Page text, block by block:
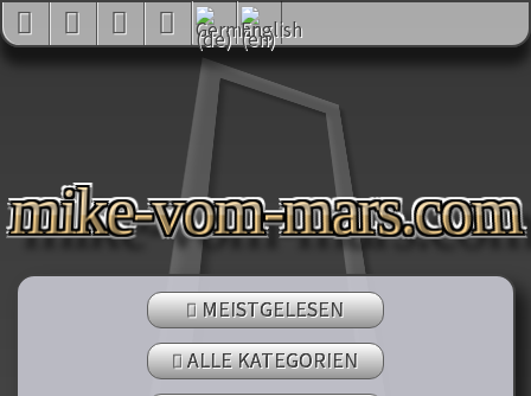
mike-vom-mars.com
MEISTGELESEN
ALLE KATEGORIEN